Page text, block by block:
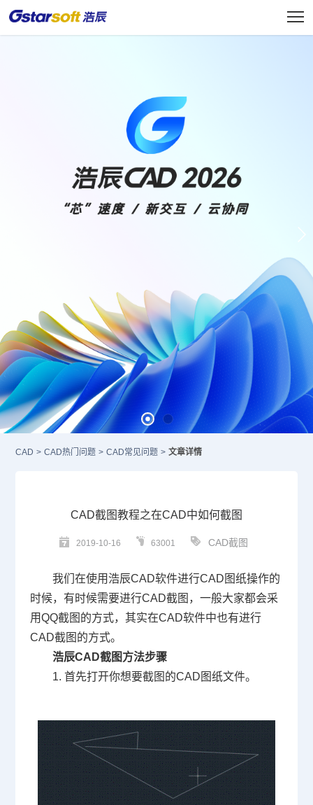
CAD > CAD热门问题 > CAD常见问题 > 文章详情
CAD截图教程之在CAD中如何截图
2019-10-16 63001 CAD截图
我们在使用浩辰CAD软件进行CAD 图纸操作的
时候，有时候需要进行CAD截图，一般大家都会采
用QQ截图的方式，其实在CAD软件中也有进行
CAD截图的方式。
浩辰CAD截图方法步骤
1. 首先打开你想要截图的CAD 图纸文件。